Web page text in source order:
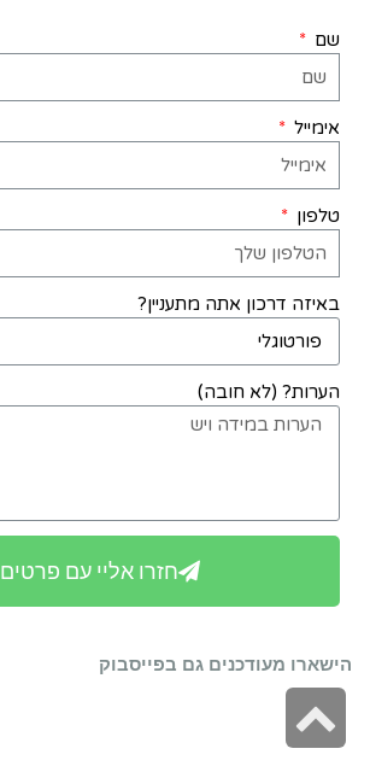
שם
אימייל
טלפון
באיזה דרכון אתה מתעניין?
הערות? (לא חובה)
חזרו אליי עם פרטים
הישארו מעודכנים גם בפייסבוק
לראש